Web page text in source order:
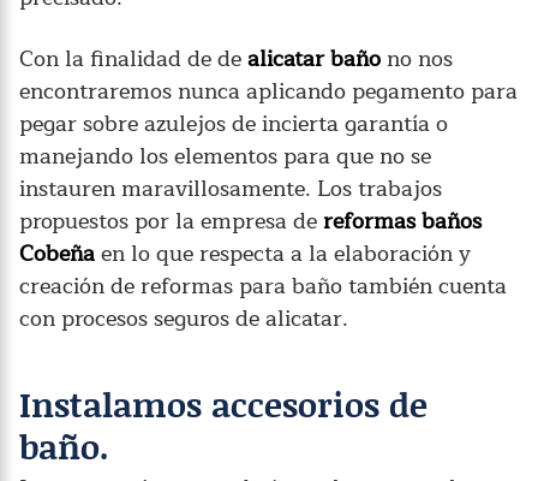
Con la finalidad de dealicatar baño no nos
encontraremos nunca aplicando pegamento para
pegar sobre azulejos de incierta garantía o
manejando los elementos para que no se
instauren maravillosamente. Los trabajos
propuestos por la empresa dereformas baños
Cobeñaen lo que respecta a la elaboración y
creación de reformas para baño también cuenta
con procesos seguros de alicatar.
Instalamos accesorios de
baño.